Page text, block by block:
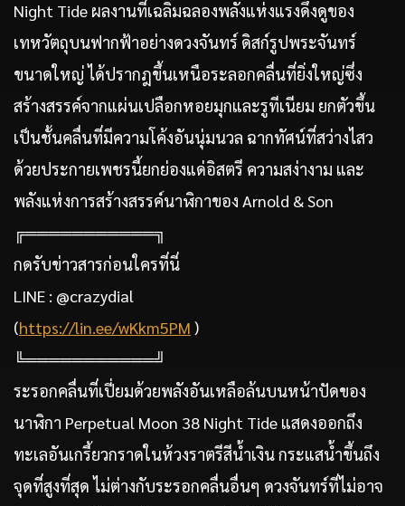
Night Tide ผลงานที่เฉลิมฉลองพลังแห่งแรงดึงดูของ
เทหวัตถุบนฟากฟ้าอย่างดวงจันทร์ ดิสก์รูปพระจันทร์
ขนาดใหญ่ ได้ปรากฎขึ้นเหนือระลอกคลื่นที่ยิ่งใหญ่ซึ่ง
สร้างสรรค์จากแผ่นเปลือกหอยมุกและรูทีเนียม ยกตัวขึ้น
เป็นชั้นคลื่นที่มีความโค้งอันนุ่มนวล ฉากทัศน์ที่สว่างไสว
ด้วยประกายเพชรนี้ยกย่องแด่อิสตรี ความสง่างาม และ
พลังแห่งการสร้างสรรค์นาฬิกาของ Arnold & Son
╔═══════════╗
กดรับข่าวสารก่อนใครที่นี่
LINE : @crazydial
(https://lin.ee/wKkm5PM )
╚═══════════╝
ระรอกคลื่นที่เปี่ยมด้วยพลังอันเหลือล้นบนหน้าปัดของ
นาฬิกา Perpetual Moon 38 Night Tide แสดงออกถึง
ทะเลอันเกรี้ยวกราดในห้วงราตรีสีน้ำเงิน กระแสน้ำขึ้นถึง
จุดที่สูงที่สุด ไม่ต่างกับระรอกคลื่นอื่นๆ ดวงจันทร์ที่ไม่อาจ